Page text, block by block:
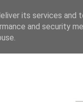
DUURZAME
its services and
and security